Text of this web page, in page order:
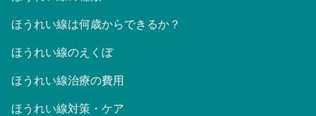
ほうれい線は何歳からできるか？
ほうれい線のえくぼ
ほうれい線治療の費用
ほうれい線対策・ケア